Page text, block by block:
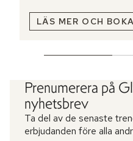
LÄS MER OCH BOKA
Prenumerera på
nyhetsbrev
Ta del av de senaste
erbjudanden före alla